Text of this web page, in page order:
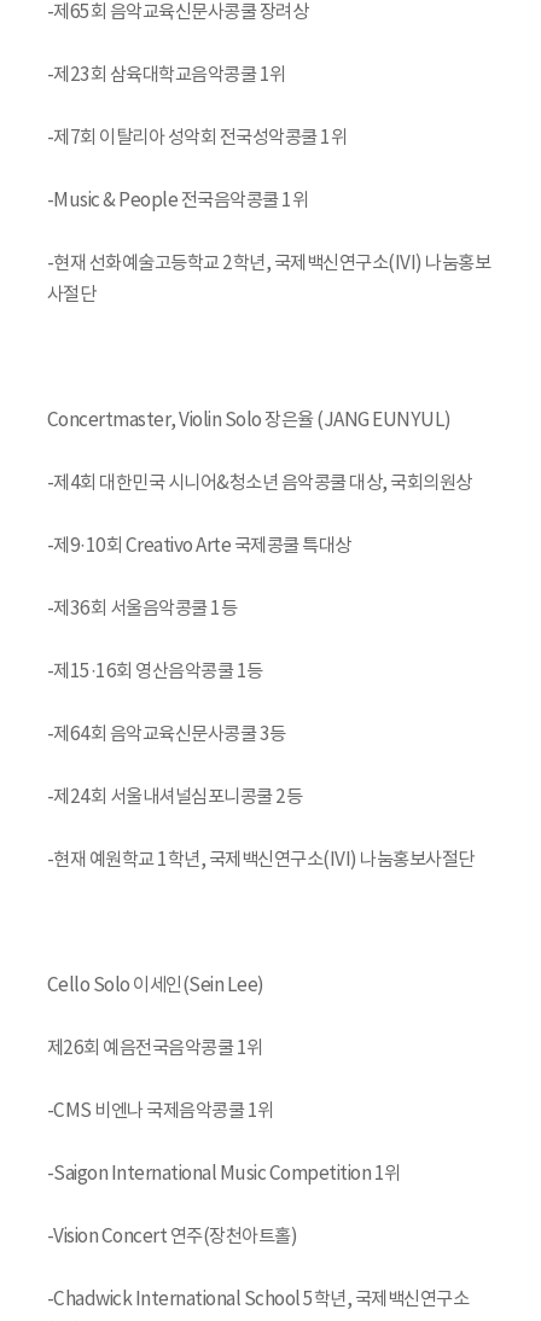
-제65회 음악교육신문사콩쿨 장려상
-제23회 삼육대학교음악콩쿨 1위
-제7회 이탈리아 성악회 전국성악콩쿨 1위
-Music & People 전국음악콩쿨 1위
-현재 선화예술고등학교 2학년, 국제백신연구소(IVI) 나눔홍보
사절단
Concertmaster, Violin Solo 장은율 (JANG EUNYUL)
-제4회 대한민국 시니어&청소년 음악콩쿨 대상, 국회의원상
-제9·10회 Creativo Arte 국제콩쿨 특대상
-제36회 서울음악콩쿨 1등
-제15·16회 영산음악콩쿨 1등
-제64회 음악교육신문사콩쿨 3등
-제24회 서울내셔널심포니콩쿨 2등
-현재 예원학교 1학년, 국제백신연구소(IVI) 나눔홍보사절단
Cello Solo 이세인(Sein Lee)
제26회 예음전국음악콩쿨 1위
-CMS 비엔나 국제음악콩쿨 1위
-Saigon International Music Competition 1위
-Vision Concert 연주(장천아트홀)
-Chadwick International School 5학년, 국제백신연구소